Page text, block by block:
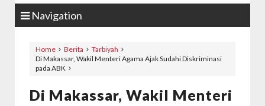
Navigation
Home Berita
Tarbiyah
Di Makassar, Wakil Menteri Agama Ajak Sudahi Diskriminasi
pada ABK
Di Makassar, Wakil Menteri